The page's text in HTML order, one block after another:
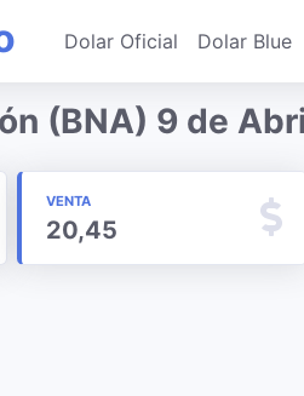
Dolar Oficial Dolar Blue
(BNA) 9 de
VENTA
20,45